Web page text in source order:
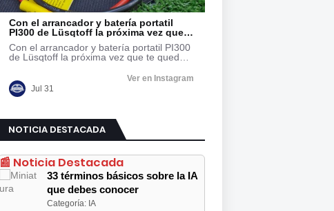
NOTICIA DESTACADA
📰 Noticia Destacada
33 términos básicos sobre la IA
que debes conocer
Categoría: IA